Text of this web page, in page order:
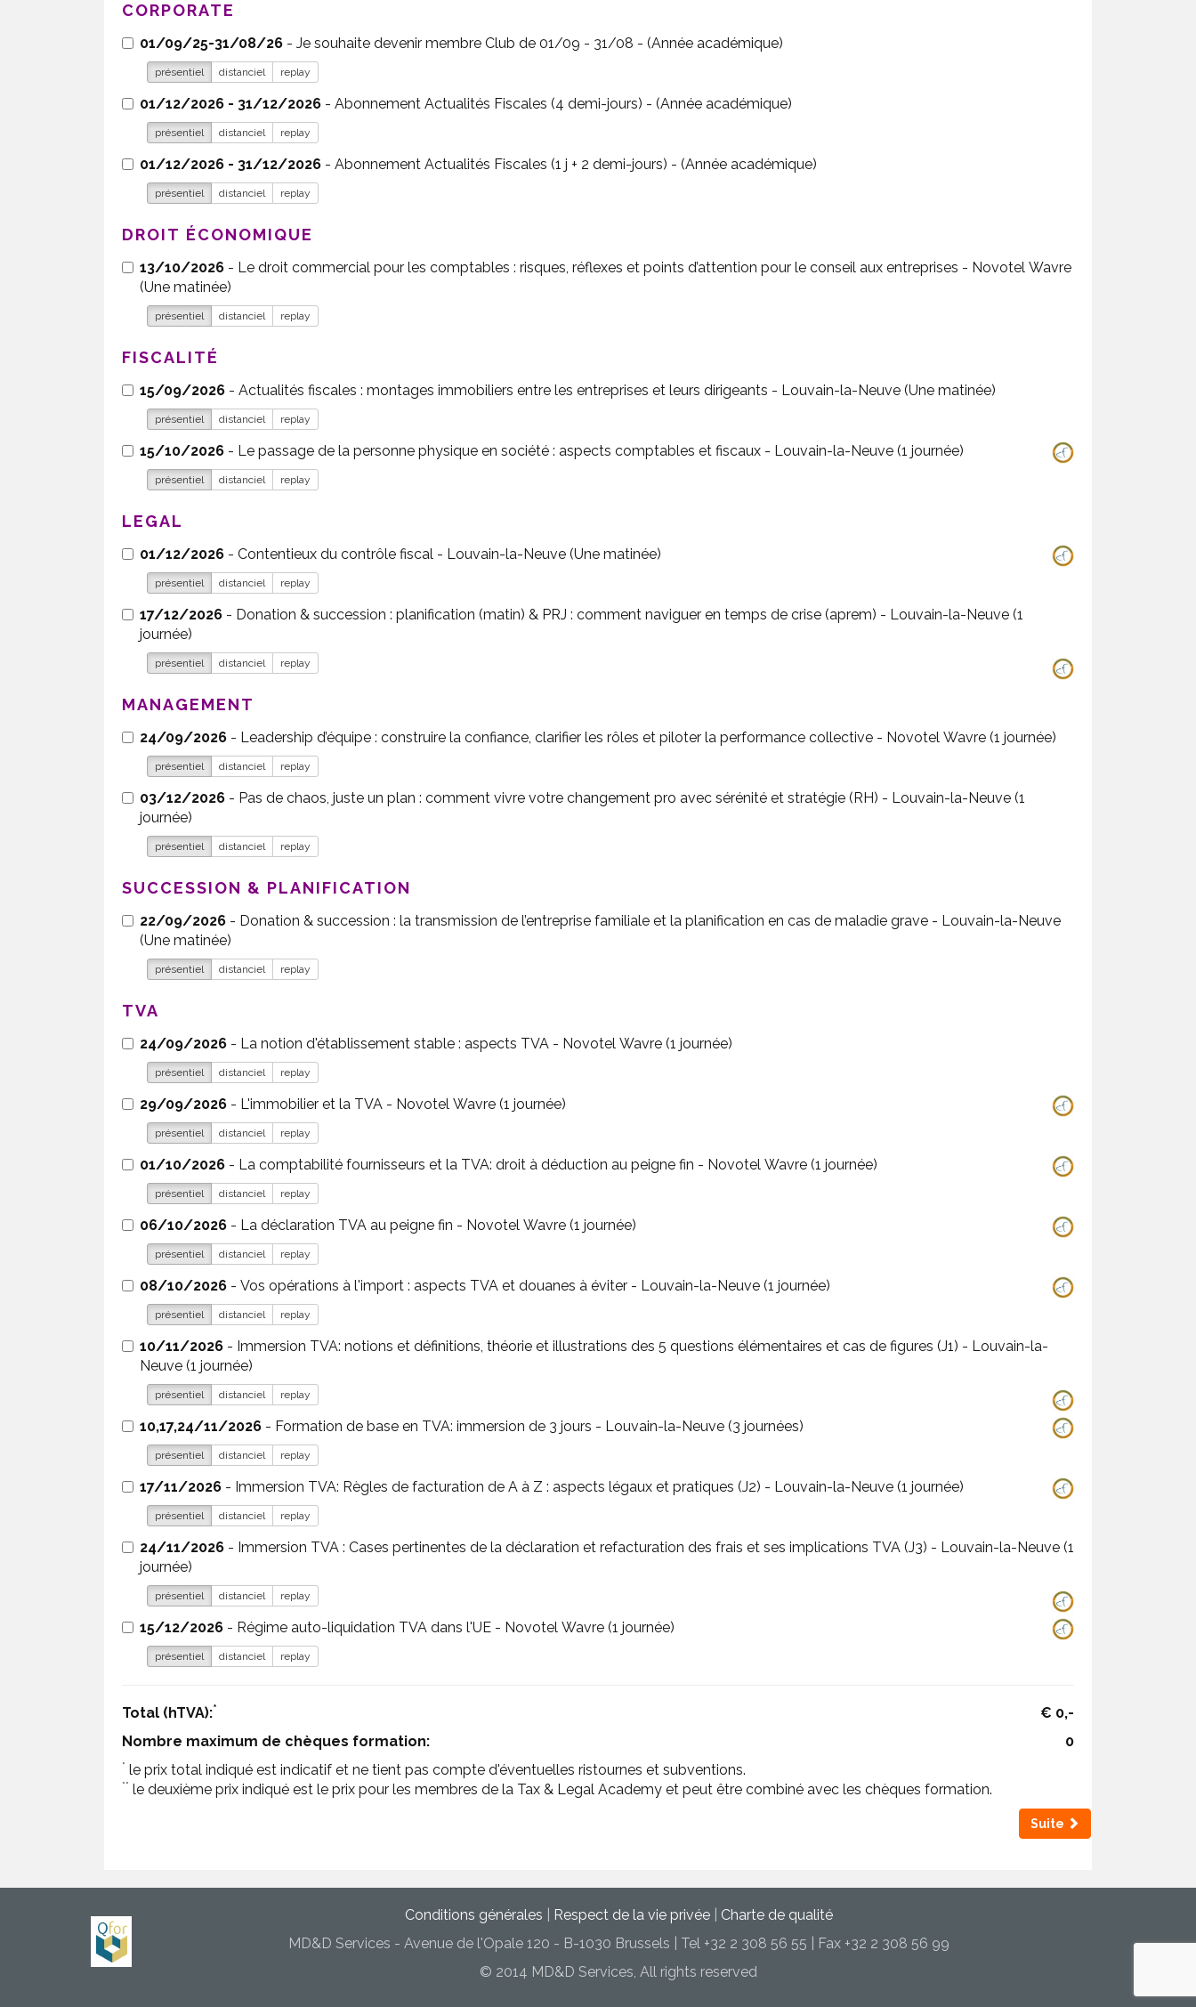
CORPORATE
01/09/25-31/08/26 - Je souhaite devenir membre Club de 01/09 - 31/08 - (Année académique)
présentiel distanciel replay
01/12/2026 - 31/12/2026 - Abonnement Actualités Fiscales (4 demi-jours) - (Année académique)
présentiel distanciel replay
01/12/2026 - 31/12/2026 - Abonnement Actualités Fiscales (1 j + 2 demi-jours) - (Année académique)
présentiel distanciel replay
DROIT ÉCONOMIQUE
13/10/2026 - Le droit commercial pour les comptables : risques, réflexes et points d’attention pour le conseil aux entreprises - Novotel Wavre
(Une matinée)
présentiel distanciel replay
FISCALITÉ
15/09/2026 - Actualités fiscales : montages immobiliers entre les entreprises et leurs dirigeants - Louvain-la-Neuve (Une matinée)
présentiel distanciel replay
15/10/2026 - Le passage de la personne physique en société : aspects comptables et fiscaux - Louvain-la-Neuve (1 journée)
présentiel distanciel replay
LEGAL
01/12/2026 - Contentieux du contrôle fiscal - Louvain-la-Neuve (Une matinée)
présentiel distanciel replay
17/12/2026 - Donation & succession : planification (matin) & PRJ : comment naviguer en temps de crise (aprem) - Louvain-la-Neuve (1
journée)
présentiel distanciel replay
MANAGEMENT
24/09/2026 - Leadership d’équipe : construire la confiance, clarifier les rôles et piloter la performance collective - Novotel Wavre (1 journée)
présentiel distanciel replay
03/12/2026 - Pas de chaos, juste un plan : comment vivre votre changement pro avec sérénité et stratégie (RH) - Louvain-la-Neuve (1
journée)
présentiel distanciel replay
SUCCESSION & PLANIFICATION
22/09/2026 - Donation & succession : la transmission de l’entreprise familiale et la planification en cas de maladie grave - Louvain-la-Neuve
(Une matinée)
présentiel distanciel replay
TVA
24/09/2026 - La notion d'établissement stable : aspects TVA - Novotel Wavre (1 journée)
présentiel distanciel replay
29/09/2026 - L'immobilier et la TVA - Novotel Wavre (1 journée)
présentiel distanciel replay
01/10/2026 - La comptabilité fournisseurs et la TVA: droit à déduction au peigne fin - Novotel Wavre (1 journée)
présentiel distanciel replay
06/10/2026 - La déclaration TVA au peigne fin - Novotel Wavre (1 journée)
présentiel distanciel replay
08/10/2026 - Vos opérations à l'import : aspects TVA et douanes à éviter - Louvain-la-Neuve (1 journée)
présentiel distanciel replay
10/11/2026 - Immersion TVA: notions et définitions, théorie et illustrations des 5 questions élémentaires et cas de figures (J1) - Louvain-la-
Neuve (1 journée)
présentiel distanciel replay
10,17,24/11/2026 - Formation de base en TVA: immersion de 3 jours - Louvain-la-Neuve (3 journées)
présentiel distanciel replay
17/11/2026 - Immersion TVA: Règles de facturation de A à Z : aspects légaux et pratiques (J2) - Louvain-la-Neuve (1 journée)
présentiel distanciel replay
24/11/2026 - Immersion TVA : Cases pertinentes de la déclaration et refacturation des frais et ses implications TVA (J3) - Louvain-la-Neuve (1
journée)
présentiel distanciel replay
15/12/2026 - Régime auto-liquidation TVA dans l'UE - Novotel Wavre (1 journée)
présentiel distanciel replay
Total (hTVA):* € 0,-
Nombre maximum de chèques formation:
0
* le prix total indiqué est indicatif et ne tient pas compte d'éventuelles ristournes et subventions.
** le deuxième prix indiqué est le prix pour les membres de la Tax & Legal Academy et peut être combiné avec les chèques formation.
Suite
Conditions générales Respect de la vie privée| Charte de qualité
MD&D Services - Avenue de l'Opale 120 - B-1030 Brussels | Tel +32 2 308 56 55 | Fax +32 2 308 56 99
© 2014 MD&D Services, All rights reserved